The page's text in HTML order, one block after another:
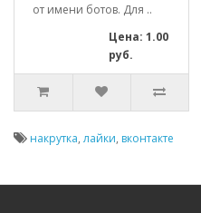
от имени ботов. Для ..
Цена: 1.00
руб.
накрутка, лайки, вконтакте